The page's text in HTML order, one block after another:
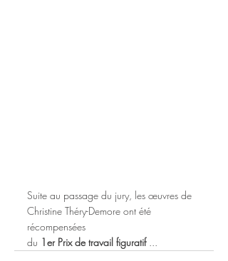
Suite au passage du jury, les œuvres de
Christine Théry-Demore ont été
récompensées
du 1er Prix de travail figuratif ...